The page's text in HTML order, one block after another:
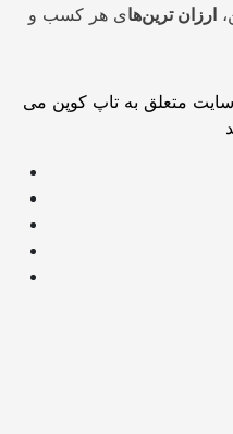
ارزان ترین‌های هر کسب و
متعلق به تاپ کوپن می